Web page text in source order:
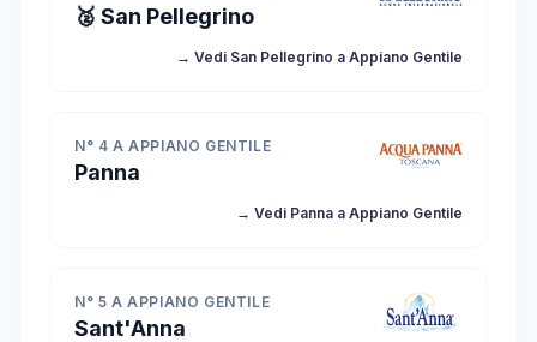
🥈 San Pellegrino
→ Vedi San Pellegrino a Appiano Gentile
N° 4 A APPIANO GENTILE
Panna
→ Vedi Panna a Appiano Gentile
N° 5 A APPIANO GENTILE
Sant'Anna